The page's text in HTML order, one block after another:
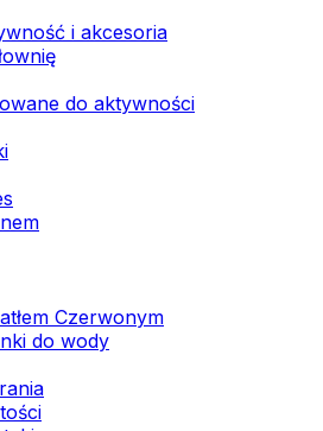
i akcesoria
do aktywności
Czerwonym
do wody